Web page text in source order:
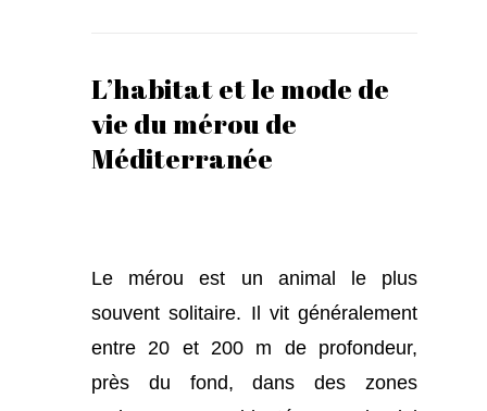
L’habitat et le mode de
vie du mérou de
Méditerranée
Le mérou est un animal le plus
souvent solitaire. Il vit généralement
entre 20 et 200 m de profondeur,
près du fond, dans des zones